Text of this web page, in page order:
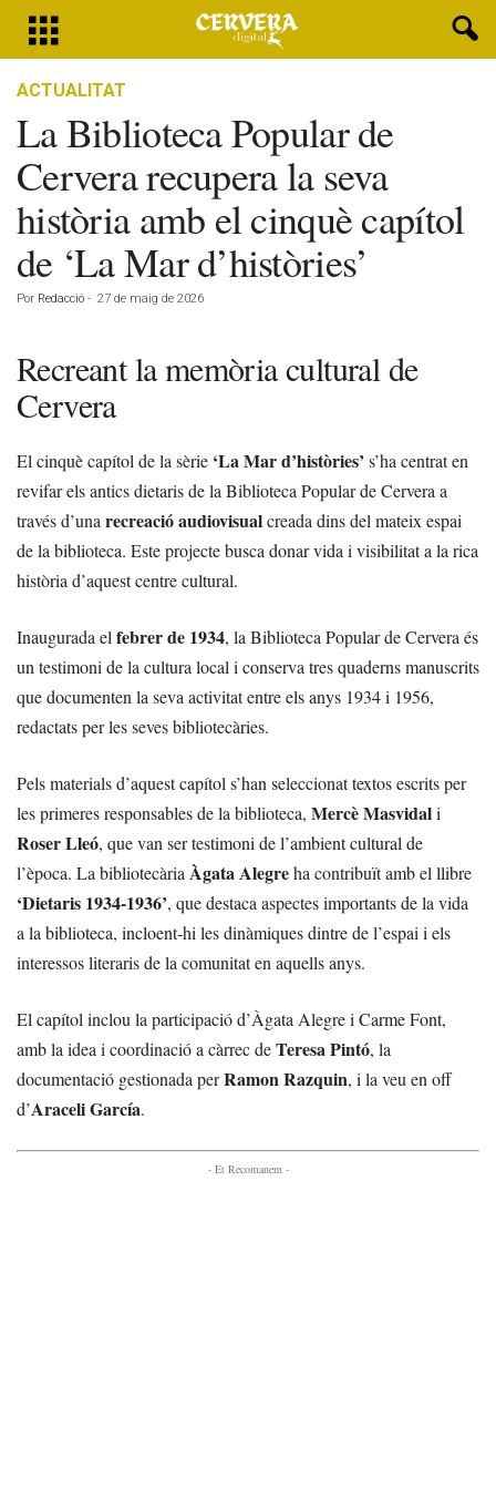
ACTUALITAT
La Biblioteca Popular de
Cervera recupera la seva
història amb el cinquè capítol
de ‘La Mar d’històries’
Por Redacció - 27 de maig de 2026
Recreant la memòria cultural de
Cervera
El cinquè capítol de la sèrie ‘La Mar d’històries’ s’ha centrat en
revifar els antics dietaris de la Biblioteca Popular de Cervera a
través d’una recreació audiovisualcreada dins del mateix espai
de la biblioteca. Este projecte busca donar vida i visibilitat a la rica
història d’aquest centre cultural.
Inaugurada el febrer de 1934, la Biblioteca Popular de Cervera és
un testimoni de la cultura local i conserva tres quaderns manuscrits
que documenten la seva activitat entre els anys 1934 i 1956,
redactats per les seves bibliotecàries.
Pels materials d’aquest capítol s’han seleccionat textos escrits per
les primeres responsables de la biblioteca, Mercè Masvidali
Roser Lleó, que van ser testimoni de l’ambient cultural de
l’època. La bibliotecària Àgata Alegreha contribuït amb el llibre
‘Dietaris 1934-1936’, que destaca aspectes importants de la vida
a la biblioteca, incloent-hi les dinàmiques dintre de l’espai i els
interessos literaris de la comunitat en aquells anys.
El capítol inclou la participació d’Àgata Alegre i Carme Font,
amb la idea i coordinació a càrrec deTeresa Pintó, la
documentació gestionada perRamon Razquin, i la veu en off
d’Araceli García.
- Et Recomanem -